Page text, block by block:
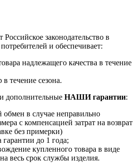
законодательство в
и обеспечивает:
надлежащего качества в течение
в течение сезона.
дополнительные НАШИ гарантии:
обмен в случае неправильно
с компенсацией затрат на возврат
без примерки)
гарантии до 1 года;
купленного товара в виде
весь срок службы изделия.